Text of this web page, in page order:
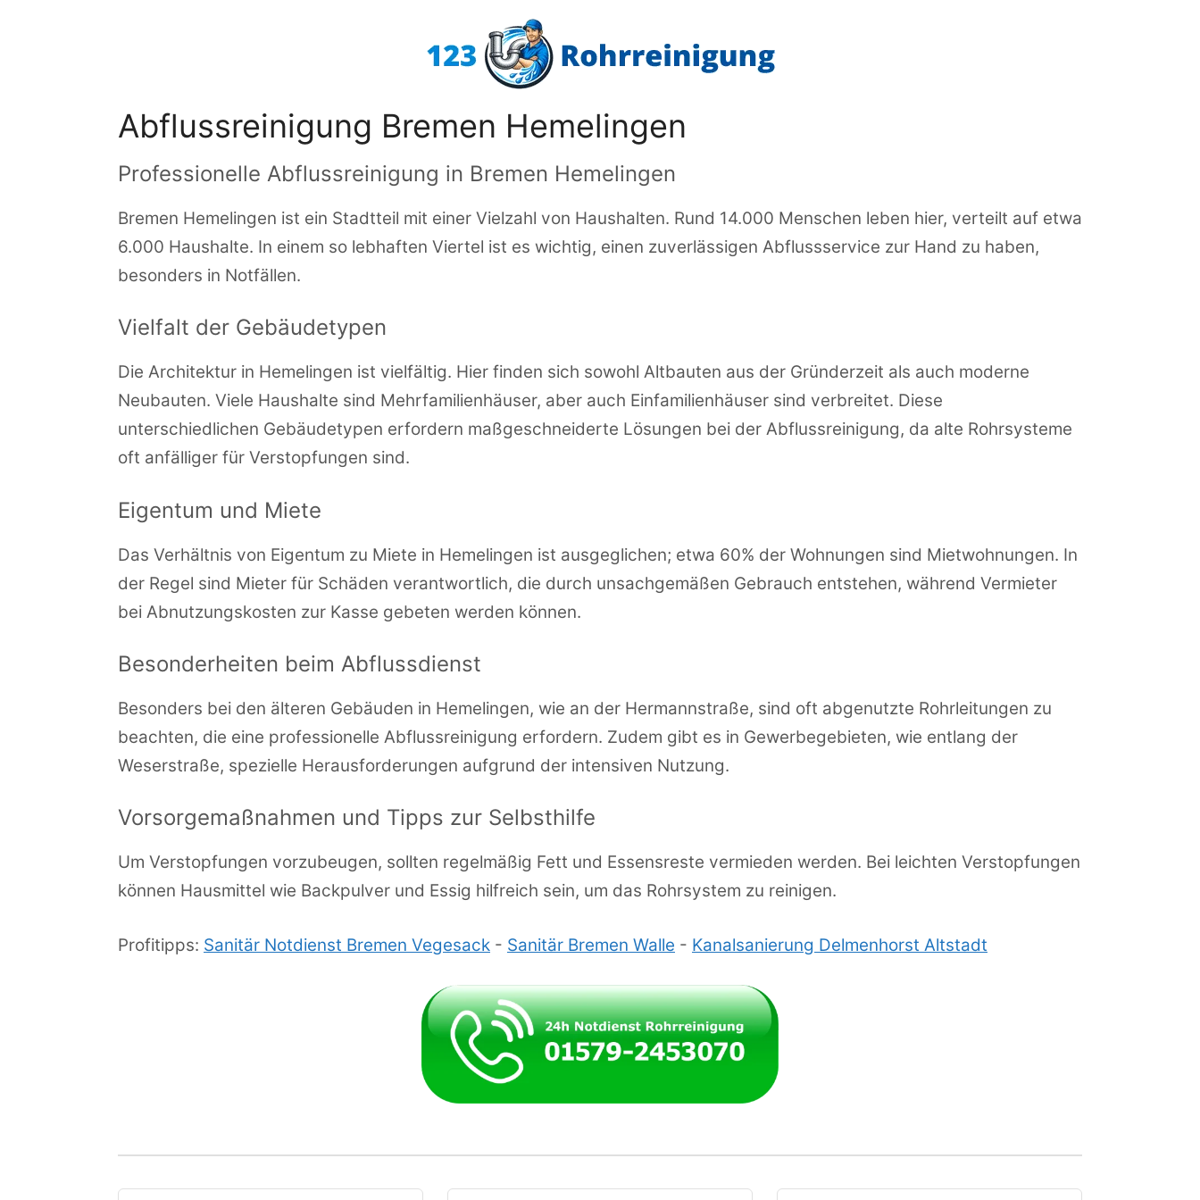
Abflussreinigung Bremen Hemelingen
Professionelle Abflussreinigung in Bremen Hemelingen
Bremen Hemelingen ist ein Stadtteil mit einer Vielzahl von Haushalten. Rund 14.000 Menschen leben hier, verteilt auf etwa
6.000 Haushalte. In einem so lebhaften Viertel ist es wichtig, einen zuverlässigen Abflussservice zur Hand zu haben,
besonders in Notfällen.
Vielfalt der Gebäudetypen
Die Architektur in Hemelingen ist vielfältig. Hier finden sich sowohl Altbauten aus der Gründerzeit als auch moderne
Neubauten. Viele Haushalte sind Mehrfamilienhäuser, aber auch Einfamilienhäuser sind verbreitet. Diese
unterschiedlichen Gebäudetypen erfordern maßgeschneiderte Lösungen bei der Abflussreinigung, da alte Rohrsysteme
oft anfälliger für Verstopfungen sind.
Eigentum und Miete
Das Verhältnis von Eigentum zu Miete in Hemelingen ist ausgeglichen; etwa 60% der Wohnungen sind Mietwohnungen. In
der Regel sind Mieter für Schäden verantwortlich, die durch unsachgemäßen Gebrauch entstehen, während Vermieter
bei Abnutzungskosten zur Kasse gebeten werden können.
Besonderheiten beim Abflussdienst
Besonders bei den älteren Gebäuden in Hemelingen, wie an der Hermannstraße, sind oft abgenutzte Rohrleitungen zu
beachten, die eine professionelle Abflussreinigung erfordern. Zudem gibt es in Gewerbegebieten, wie entlang der
Weserstraße, spezielle Herausforderungen aufgrund der intensiven Nutzung.
Vorsorgemaßnahmen und Tipps zur Selbsthilfe
Um Verstopfungen vorzubeugen, sollten regelmäßig Fett und Essensreste vermieden werden. Bei leichten Verstopfungen
können Hausmittel wie Backpulver und Essig hilfreich sein, um das Rohrsystem zu reinigen.
Profitipps: Sanitär Notdienst Bremen Vegesack - Sanitär Bremen Walle - Kanalsanierung Delmenhorst Altstadt